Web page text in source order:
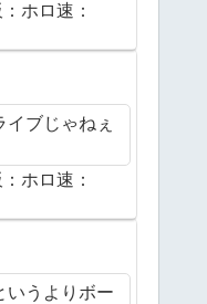
ホロ速：
ブじゃねぇ
ホロ速：
いうよりボー